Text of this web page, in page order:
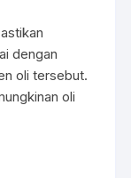
dengan
oli tersebut.
oli